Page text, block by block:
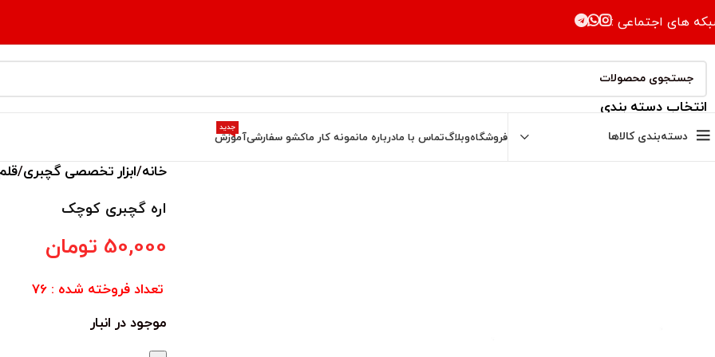
های اجتماعی :
انتخاب دسته بندی
دسته‌بندی کالاها فروشگاهوبلاگتماس با مادرباره مانمونه کار ماکشو سفارشیآموزش
جدید
خانه ابزار تخصصی گچبری
اره گچبری کوچک
50,000 تومان
تعداد فروخته شده : 76
موجود در انبار